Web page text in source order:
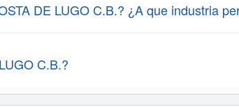
DE LUGO C.B.? ¿A que industria
C.B.?